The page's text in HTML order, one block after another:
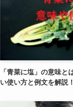
「青菜に塩」の意味と
い使い方と例文を解説！